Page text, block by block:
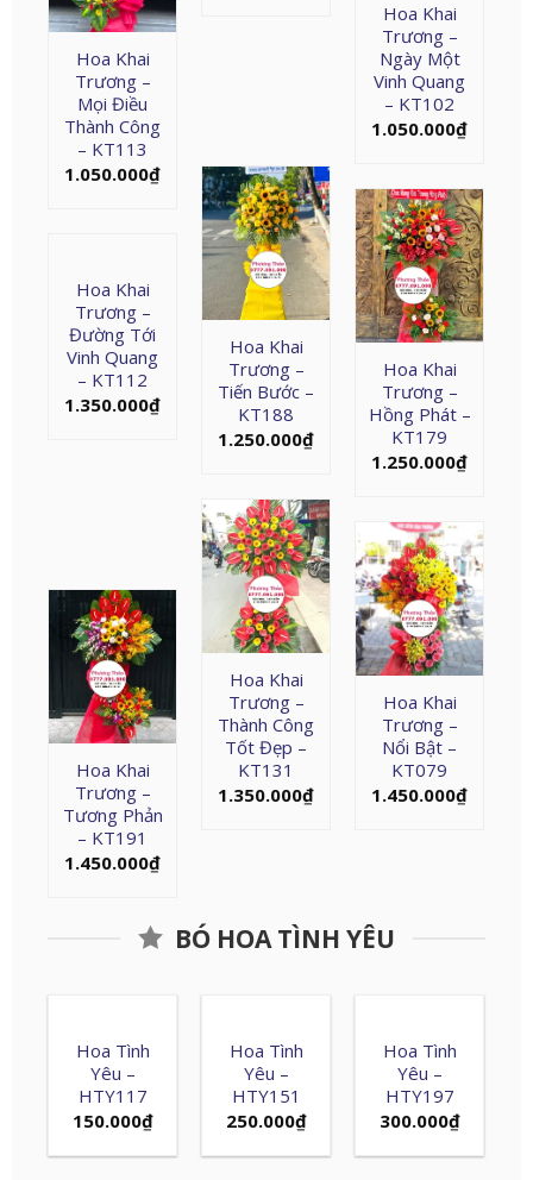
Hoa Khai
Trương –
Ngày Một
Vinh Quang
– KT102
1.050.000₫
Hoa Khai
Trương –
Mọi Điều
Thành Công
– KT113
1.050.000₫
Hoa Khai
Trương –
Tiến Bước –
KT188
1.250.000₫
Hoa Khai
Trương –
Hồng Phát –
KT179
1.250.000₫
Hoa Khai
Trương –
Đường Tới
Vinh Quang
– KT112
1.350.000₫
Hoa Khai
Trương –
Thành Công
Tốt Đẹp –
KT131
1.350.000₫
Hoa Khai
Trương –
Nổi Bật –
KT079
1.450.000₫
Hoa Khai
Trương –
Tương Phản
– KT191
1.450.000₫
BÓ HOA TÌNH YÊU
Hoa Tình
Yêu –
HTY117
150.000₫
Hoa Tình
Yêu –
HTY151
250.000₫
Hoa Tình
Yêu –
HTY197
300.000₫